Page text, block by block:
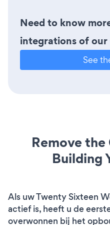
Need to know
integrations of our
See
Remove
Building
Als uw Twenty Sixteen
actief is, heeft u de
overwonnen bij het